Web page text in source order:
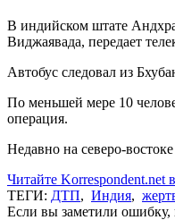
В индийском штате
Виджаявада, передает
Автобус следовал из
По меньшей мере 10
операция.
Недавно на северо-
Читайте Korrespondent.net
ТЕГИ: ДТП, Индия,
Если вы заметили ошибку,